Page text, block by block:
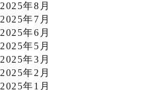
2025年8月
2025年7月
2025年6月
2025年5月
2025年3月
2025年2月
2025年1月